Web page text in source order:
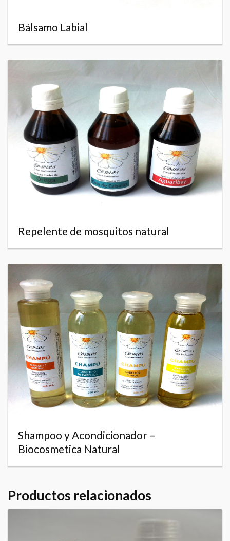
Bálsamo Labial
Repelente de mosquitos natural
Shampoo y Acondicionador –
Biocosmetica Natural
Productos relacionados